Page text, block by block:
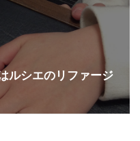
ルシエのリファージ